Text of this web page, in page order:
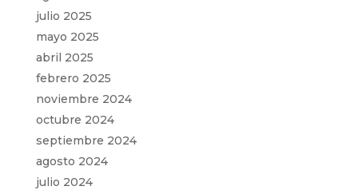
julio 2025
mayo 2025
abril 2025
febrero 2025
noviembre 2024
octubre 2024
septiembre 2024
agosto 2024
julio 2024